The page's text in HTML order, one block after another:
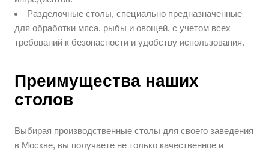
Разделочные столы, специально предназначенные
для обработки мяса, рыбы и овощей, с учетом всех
требований к безопасности и удобству использования.
Преимущества наших
столов
Выбирая производственные столы для своего заведения
в Москве, вы получаете не только качественное и